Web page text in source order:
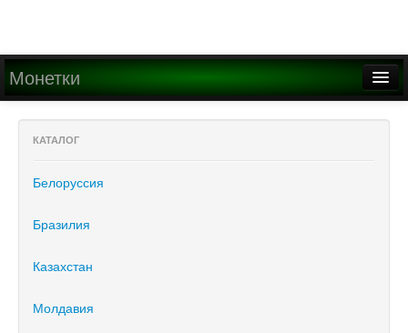
Монетки
О проекте
Медиа
Написать письмо
КАТАЛОГ
Белоруссия
Бразилия
Казахстан
Молдавия